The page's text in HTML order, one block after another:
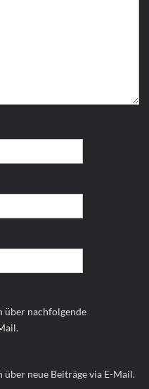
über nachfolgende
neue Beiträge via E-Mail.